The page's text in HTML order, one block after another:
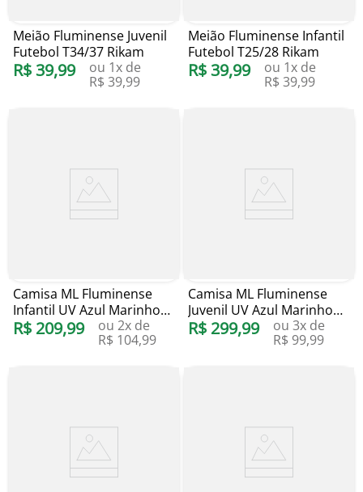
Meião Fluminense Juvenil
Futebol T34/37 Rikam
R$ 39,99 ou 1x de
R$ 39,99
Meião Fluminense Infantil
Futebol T25/28 Rikam
R$ 39,99 ou 1x de
R$ 39,99
Camisa ML Fluminense
Infantil UV Azul Marinho
Blueman
R$ 209,99 ou 2x de
R$ 104,99
Camisa ML Fluminense
Juvenil UV Azul Marinho
Blueman
R$ 299,99 ou 3x de
R$ 99,99